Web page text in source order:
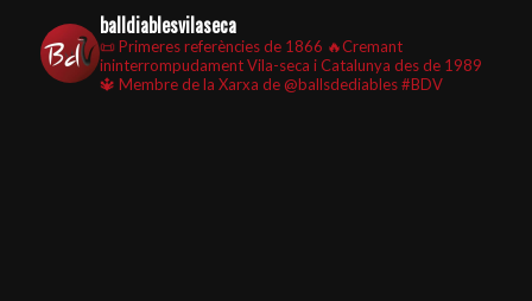
balldiablesvilaseca
📜 Primeres referències de 1866 🔥Cremant
ininterrompudament Vila-seca i Catalunya des de 1989
🔱 Membre de la Xarxa de @ballsdediables#BDV